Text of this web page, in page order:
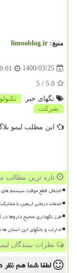
منبع: limooblog.ir
1400/03/25
5.0
/ 5
تگهای خبر:
شركت
این مطلب لیمو
تازه ترین مطالب
احتمال قطع موقت سیستم های
خدمات درمانی اربعین با
طرز نگهداری صحیح داروها در
ادارات و بانکهای این استان
نظرات بینندگان
لطفا شما همنظر